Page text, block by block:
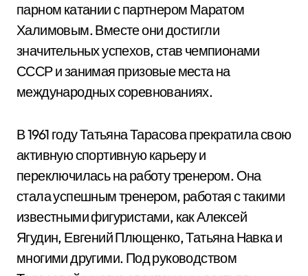
парном катании с партнером Маратом
Халимовым. Вместе они достигли
значительных успехов, став чемпионами
СССР и занимая призовые места на
международных соревнованиях.
В 1961 году Татьяна Тарасова прекратила свою
активную спортивную карьеру и
переключилась на работу тренером. Она
стала успешным тренером, работая с такими
известными фигуристами, как Алексей
Ягудин, Евгений Плющенко, Татьяна Навка и
многими другими. Под руководством